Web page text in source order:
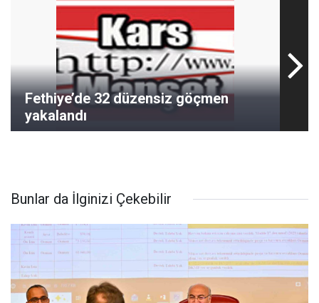
Fethiye’de 32 düzensiz göçmen
yakalandı
Bunlar da İlginizi Çekebilir